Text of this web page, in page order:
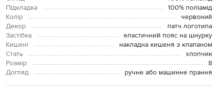
Підкладка
100% поліамід
Колір
червоний
Декор
патч логотипа
Застібка
еластичний пояс на шнурку
Кишені
накладна кишеня з клапаном
Стать
хлопчик
Розмір
8
Догляд
ручне або машинне прання